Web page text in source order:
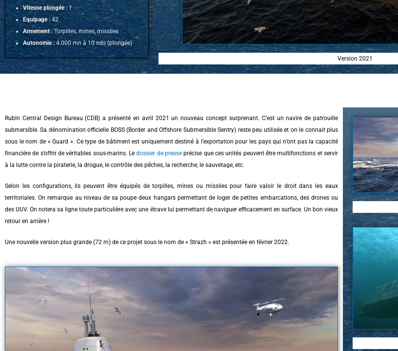
Vitesse plongée :?
Equipage :42
Armement :Torpilles, mines, missiles
Autonomie :4.000 mn à 10 nds (plongée)
Version 2021
Rubin Central Design Bureau (CDB) a présenté en avril 2021 un nouveau concept surprenant. C’est un navire de patrouille
submersible. Sa dénomination officielle BOSS (Border and Offshore Submersible Sentry) reste peu utilisée et on le connait plus
sous le nom de « Guard ». Ce type de bâtiment est uniquement destiné à l’exportation pour les pays qui n’ont pas la capacité
financière de s’offrir de véritables sous-marins. Ledossier de presse précise que ces unités peuvent être multifonctions et servir
à la lutte contre la piraterie, la drogue, le contrôle des pêches, la recherche, le sauvetage, etc.
Selon les configurations, ils peuvent être équipés de torpilles, mines ou missiles pour faire valoir le droit dans les eaux
territoriales. On remarque au niveau de sa poupe deux hangars permettant de loger de petites embarcations, des drones ou
des UUV. On notera sa ligne toute particulière avec une étrave lui permettant de naviguer efficacement en surface. Un bon vieux
retour en arrière !
Une nouvelle version plus grande (72 m) de ce projet sous le nom de « Strazh » est présentée en février 2022.